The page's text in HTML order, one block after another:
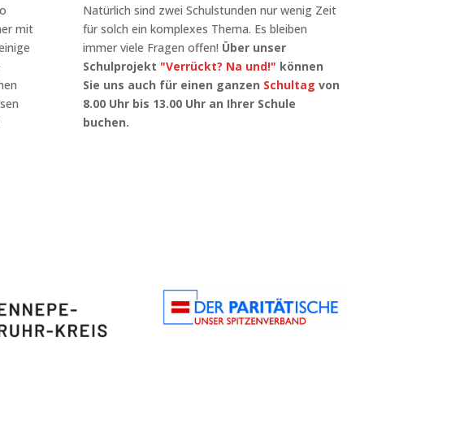
mit
Natürlich sind zwei Schulstunden nur wenig Zeit
für solch ein komplexes Thema. Es bleiben
immer viele Fragen offen! Über unser
Schulprojekt "Verrückt? Na und!" können
Sie uns auch für einen ganzen Schultag von
8.00 Uhr bis 13.00 Uhr an Ihrer Schule
buchen.